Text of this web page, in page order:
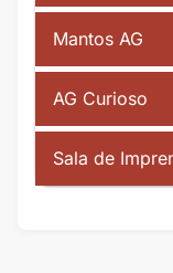
Mantos AG
AG Curioso
Sala de